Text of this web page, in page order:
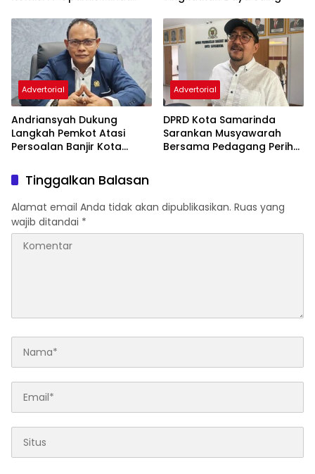
Advertorial
Andriansyah Dukung
Langkah Pemkot Atasi
Persoalan Banjir Kota
Advertorial
DPRD Kota Samarinda
Sarankan Musyawarah
Bersama Pedagang Perihal
Tinggalkan Balasan
Alamat email Anda tidak akan dipublikasikan. Ruas yang
wajib ditandai *